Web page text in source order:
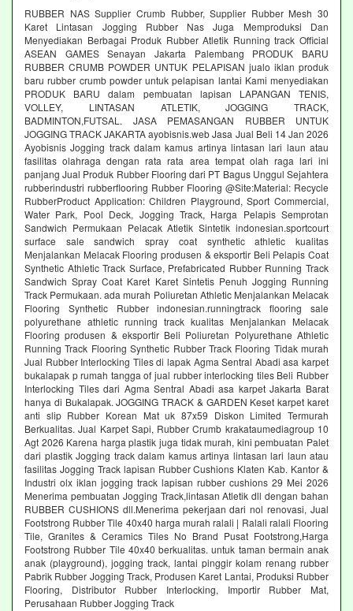
RUBBER NAS Supplier Crumb Rubber, Supplier Rubber Mesh 30
Karet Lintasan Jogging Rubber Nas Juga Memproduksi Dan
Menyediakan Berbagai Produk Rubber Atletik Running track Official
ASEAN GAMES Senayan Jakarta Palembang PRODUK BARU
RUBBER CRUMB POWDER UNTUK PELAPISAN jualo iklan produk
baru rubber crumb powder untuk pelapisan lantai Kami menyediakan
PRODUK BARU dalam pembuatan lapisan LAPANGAN TENIS,
VOLLEY, LINTASAN ATLETIK, JOGGING TRACK,
BADMINTON,FUTSAL. JASA PEMASANGAN RUBBER UNTUK
JOGGING TRACK JAKARTA ayobisnis.web Jasa Jual Beli 14 Jan 2026
Ayobisnis Jogging track dalam kamus artinya lintasan lari laun atau
fasilitas olahraga dengan rata rata area tempat olah raga lari ini
panjang Jual Produk Rubber Flooring dari PT Bagus Unggul Sejahtera
rubberindustri rubberflooring Rubber Flooring @Site:Material: Recycle
RubberProduct Application: Children Playground, Sport Commercial,
Water Park, Pool Deck, Jogging Track, Harga Pelapis Semprotan
Sandwich Permukaan Pelacak Atletik Sintetik indonesian.sportcourt
surface sale sandwich spray coat synthetic athletic kualitas
Menjalankan Melacak Flooring produsen & eksportir Beli Pelapis Coat
Synthetic Athletic Track Surface, Prefabricated Rubber Running Track
Sandwich Spray Coat Karet Karet Sintetis Penuh Jogging Running
Track Permukaan. ada murah Poliuretan Athletic Menjalankan Melacak
Flooring Synthetic Rubber indonesian.runningtrack flooring sale
polyurethane athletic running track kualitas Menjalankan Melacak
Flooring produsen & eksportir Beli Poliuretan Polyurethane Athletic
Running Track Flooring Synthetic Rubber Track Flooring Tidak murah
Jual Rubber Interlocking Tiles di lapak Agma Sentral Abadi asa karpet
bukalapak p rumah tangga of jual rubber interlocking tiles Beli Rubber
Interlocking Tiles dari Agma Sentral Abadi asa karpet Jakarta Barat
hanya di Bukalapak. JOGGING TRACK & GARDEN Keset karpet karet
anti slip Rubber Korean Mat uk 87x59 Diskon Limited Termurah
Berkualitas. Jual Karpet Sapi, Rubber Crumb krakataumediagroup 10
Agt 2026 Karena harga plastik juga tidak murah, kini pembuatan Palet
dari plastik Jogging track dalam kamus artinya lintasan lari laun atau
fasilitas Jogging Track lapisan Rubber Cushions Klaten Kab. Kantor &
Industri olx iklan jogging track lapisan rubber cushions 29 Mei 2026
Menerima pembuatan Jogging Track,lintasan Atletik dll dengan bahan
RUBBER CUSHIONS dll.Menerima pekerjaan dari nol renovasi, Jual
Footstrong Rubber Tile 40x40 harga murah ralali | Ralali ralali Flooring
Tile, Granites & Ceramics Tiles No Brand Pusat Footstrong,Harga
Footstrong Rubber Tile 40x40 berkualitas. untuk taman bermain anak
anak (playground), jogging track, lantai pinggir kolam renang rubber
Pabrik Rubber Jogging Track, Produsen Karet Lantai, Produksi Rubber
Flooring, Distributor Rubber Interlocking, Importir Rubber Mat,
Perusahaan Rubber Jogging Track